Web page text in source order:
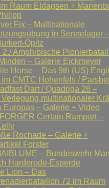
Raum Eldagsen +
Fix – Multinationale
in Sennelager –
Opitz
2./ Amphibische
– Galerie Eickmeyer
Horse – Das 9th (US)
im CMTC Hohenfels /
Dart / Quadriga 26 –
multinationaler
Europas – Galerie + Video
Certain Rampart –
Rochade – Galerie +
Forster
– Bundeswehr
Harderode-Esperde
Lion – Das
72 im Raum